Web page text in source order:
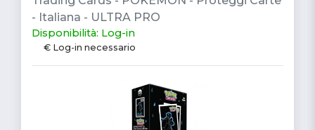
- Italiana - ULTRA PRO
Disponibilità: Log-in
€ Log-in necessario